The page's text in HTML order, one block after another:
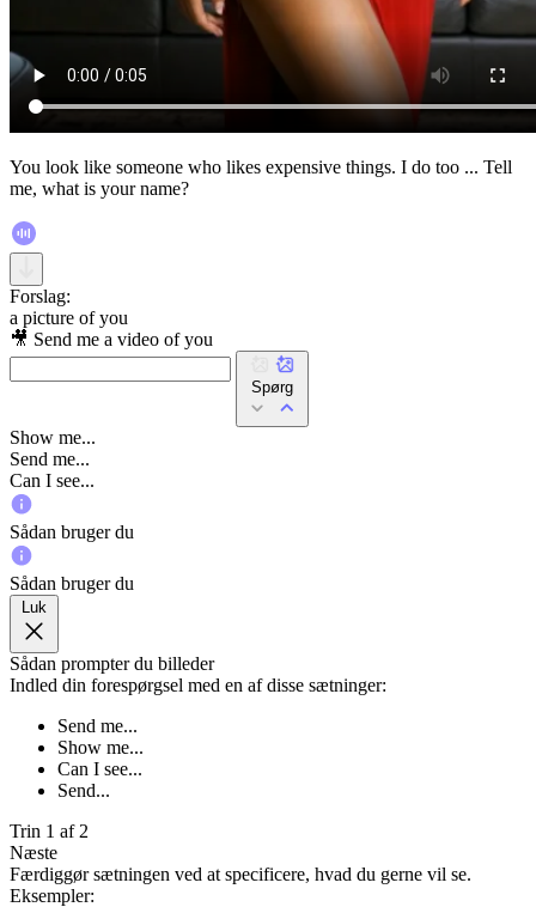
You look like someone who likes expensive things. I do too ... Tell
me, what is your name?
Forslag:
a picture of you
🎥 Send me a video of you
Spørg
Show me...
Send me...
Can I see...
Sådan bruger du
Sådan bruger du
Luk
Sådan prompter du billeder
Indled din forespørgsel med en af disse sætninger:
Send me...
Show me...
Can I see...
Send...
Trin 1 af 2
Næste
Færdiggør sætningen ved at specificere, hvad du gerne vil se.
Eksempler: